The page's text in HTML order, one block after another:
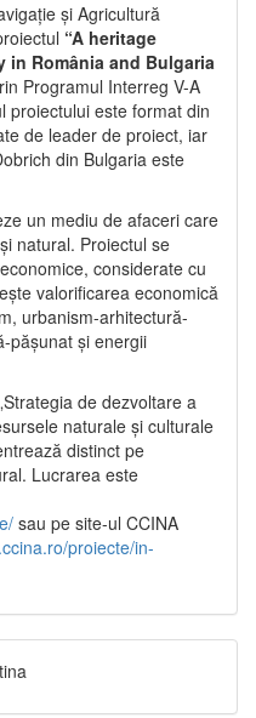
și Agricultură
“A heritage
România and Bulgaria
Programul Interreg V-A
proiectului este format din
de leader de proiect, iar
din Bulgaria este
un mediu de afaceri care
natural. Proiectul se
considerate cu
valorificarea economică
urbanism-arhitectură-
pășunat și energii
de dezvoltare a
naturale și culturale
distinct pe
Lucrarea este
sau pe site-ul CCINA
proiecte/in-